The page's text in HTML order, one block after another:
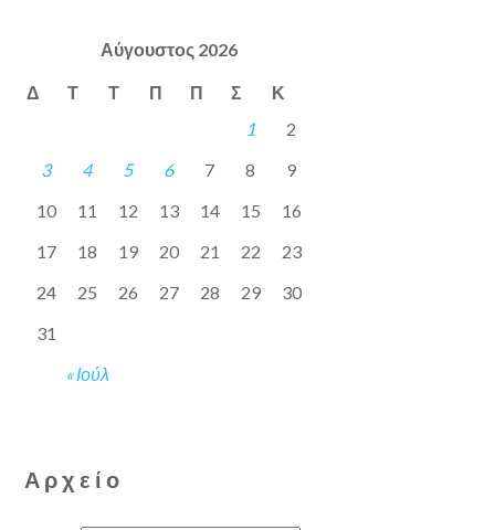
Αύγουστος 2026
Δ Τ Τ Π Π Σ Κ
« Ιούλ
1
2
3
4 5 6 7 8
9
10
11 12 13 14 15
16
17
18 19 20 21 22
23
24
25 26 27 28 29
30
31
Αρχείο